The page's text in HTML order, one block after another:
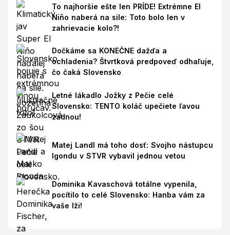
To najhoršie ešte len PRÍDE! Extrémne El
Niño naberá na sile: Toto bolo len v
zahrievacie kolo?!
Dočkáme sa KONEČNE dažďa a
ochladenia? Štvrtková predpoveď odhaľuje,
čo čaká Slovensko
Letné lákadlo Jožky z Pečie celé
Slovensko: TENTO koláč upečiete ľavou
zadnou!
Matej Landl má toho dosť: Svojho nástupcu
Igondu v STVR vybavil jednou vetou
Dominika Kavaschová totálne vypenila,
pocítilo to celé Slovensko: Hanba vám za
vaše lži!